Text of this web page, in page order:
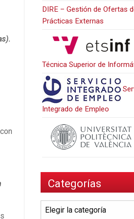
.
DIRE – Gestión de Ofertas
Prácticas Externas
Técnica Superior de
Integrado de Empleo
Categorías
Categorías